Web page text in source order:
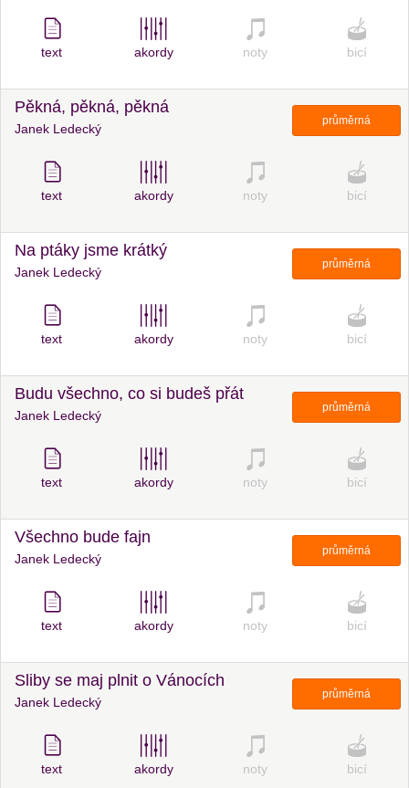
text akordy noty bicí
Pěkná, pěkná, pěkná
Janek Ledecký
průměrná
text akordy noty bicí
Na ptáky jsme krátký
Janek Ledecký
průměrná
text akordy noty bicí
Budu všechno, co si budeš přát
Janek Ledecký
průměrná
text akordy noty bicí
Všechno bude fajn
Janek Ledecký
průměrná
text akordy noty bicí
Sliby se maj plnit o Vánocích
Janek Ledecký
průměrná
text akordy noty bicí